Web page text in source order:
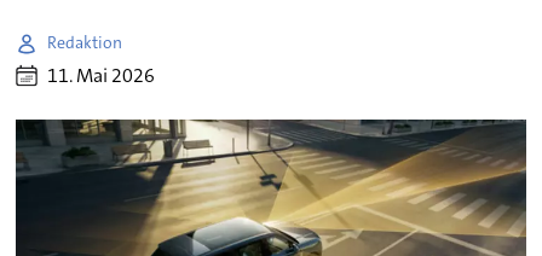
Redaktion
11. Mai 2026